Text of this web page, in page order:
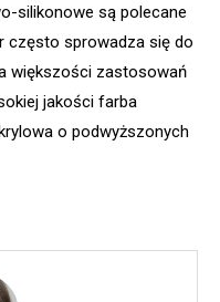
silikonowe są polecane
często sprowadza się do
większości zastosowań
jakości farba
o podwyższonych